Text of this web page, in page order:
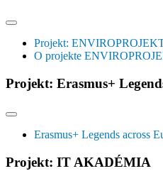
Projekt:
O projekte
Projekt: Erasmus+
Erasmus+ Legends across
Projekt: IT AKADÉMIA